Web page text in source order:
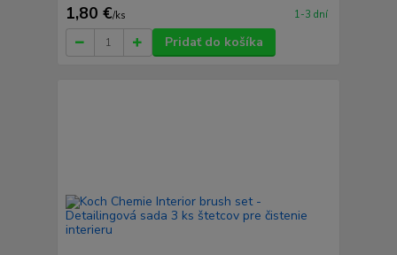
1,80 €/ks 1-3 dní
Pridať do košíka